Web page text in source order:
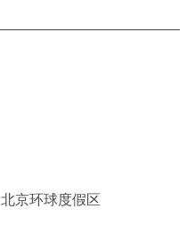
北京环球度假区